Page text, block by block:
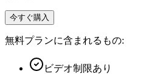
今すぐ購入
無料プランに含まれるもの:
ビデオ制限あり